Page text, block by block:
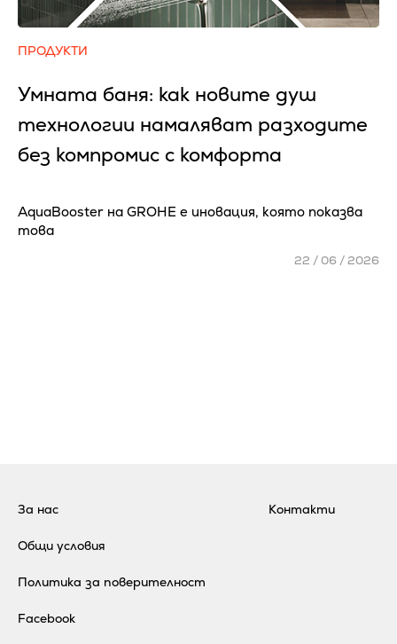
ПРОДУКТИ
Умната баня: как новите душ
технологии намаляват разходите
без компромис с комфорта
AquaBooster на GROHE e иновация, която показва
това
22 / 06 / 2026
За нас
Общи условия
Политика за поверителност
Контакти
Facebook